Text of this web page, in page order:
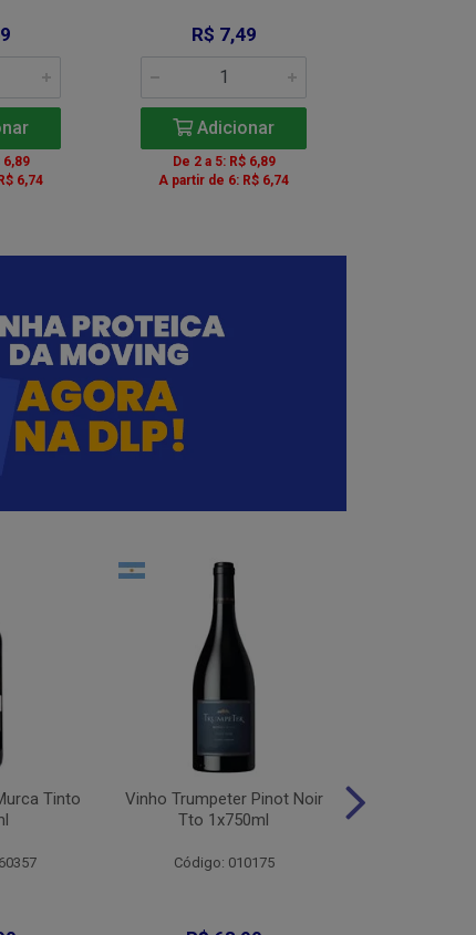
6,89
6,74
R$ 7,49
Adicionar
De 2 a 5: R$ 6,89
A partir de 6: R$ 6,74
Tinto
Vinho Trumpeter Pinot Noir
Tto 1x750ml
Código: 010175